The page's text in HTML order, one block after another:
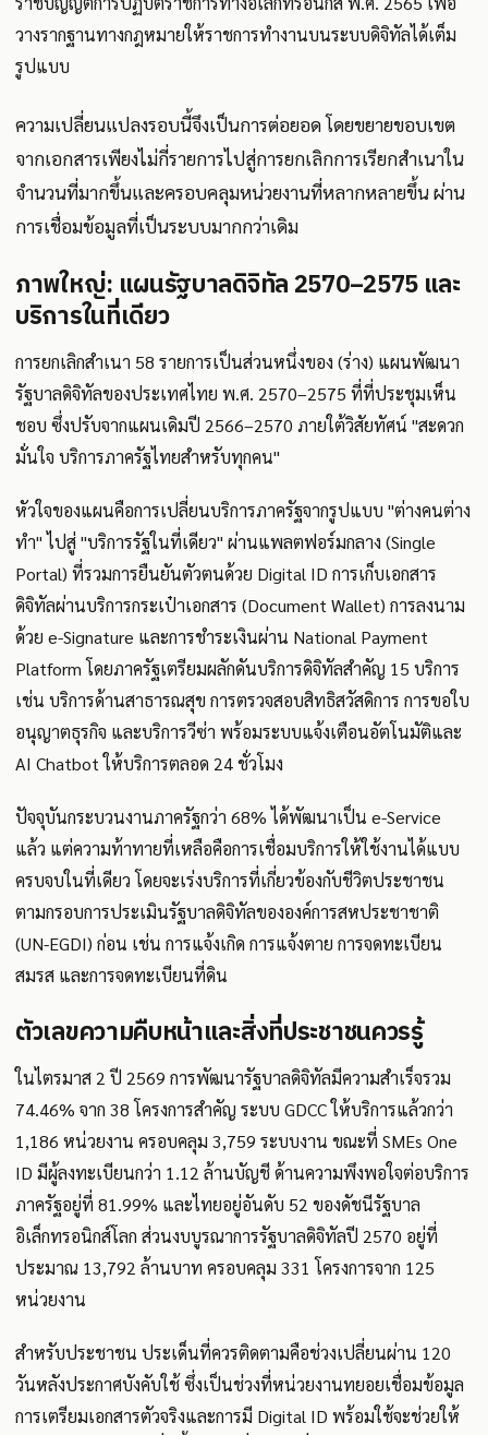
วางรากฐานทางกฎหมายให้ราชการทำงานบนระบบดิจิทัลได้เต็ม
รูปแบบ
ความเปลี่ยนแปลงรอบนี้จึงเป็นการต่อยอด โดยขยายขอบเขต
จากเอกสารเพียงไม่กี่รายการไปสู่การยกเลิกการเรียกสำเนาใน
จำนวนที่มากขึ้นและครอบคลุมหน่วยงานที่หลากหลายขึ้น ผ่าน
การเชื่อมข้อมูลที่เป็นระบบมากกว่าเดิม
ภาพใหญ่: แผนรัฐบาลดิจิทัล 2570–2575 และ
บริการในที่เดียว
การยกเลิกสำเนา 58 รายการเป็นส่วนหนึ่งของ (ร่าง) แผนพัฒนา
รัฐบาลดิจิทัลของประเทศไทย พ.ศ. 2570–2575 ที่ที่ประชุมเห็น
ชอบ ซึ่งปรับจากแผนเดิมปี 2566–2570 ภายใต้วิสัยทัศน์ "สะดวก
มั่นใจ บริการภาครัฐไทยสำหรับทุกคน"
หัวใจของแผนคือการเปลี่ยนบริการภาครัฐจากรูปแบบ "ต่างคนต่าง
ทำ" ไปสู่ "บริการรัฐในที่เดียว" ผ่านแพลตฟอร์มกลาง (Single
Portal) ที่รวมการยืนยันตัวตนด้วย Digital ID การเก็บเอกสาร
ดิจิทัลผ่านบริการกระเป๋าเอกสาร (Document Wallet) การลงนาม
ด้วย e-Signature และการชำระเงินผ่าน National Payment
Platform โดยภาครัฐเตรียมผลักดันบริการดิจิทัลสำคัญ 15 บริการ
เช่น บริการด้านสาธารณสุข การตรวจสอบสิทธิสวัสดิการ การขอใบ
อนุญาตธุรกิจ และบริการวีซ่า พร้อมระบบแจ้งเตือนอัตโนมัติและ
AI Chatbot ให้บริการตลอด 24 ชั่วโมง
ปัจจุบันกระบวนงานภาครัฐกว่า 68% ได้พัฒนาเป็น e-Service
แล้ว แต่ความท้าทายที่เหลือคือการเชื่อมบริการให้ใช้งานได้แบบ
ครบจบในที่เดียว โดยจะเร่งบริการที่เกี่ยวข้องกับชีวิตประชาชน
ตามกรอบการประเมินรัฐบาลดิจิทัลขององค์การสหประชาชาติ
(UN-EGDI) ก่อน เช่น การแจ้งเกิด การแจ้งตาย การจดทะเบียน
สมรส และการจดทะเบียนที่ดิน
ตัวเลขความคืบหน้าและสิ่งที่ประชาชนควรรู้
ในไตรมาส 2 ปี 2569 การพัฒนารัฐบาลดิจิทัลมีความสำเร็จรวม
74.46% จาก 38 โครงการสำคัญ ระบบ GDCC ให้บริการแล้วกว่า
1,186 หน่วยงาน ครอบคลุม 3,759 ระบบงาน ขณะที่ SMEs One
ID มีผู้ลงทะเบียนกว่า 1.12 ล้านบัญชี ด้านความพึงพอใจต่อบริการ
ภาครัฐอยู่ที่ 81.99% และไทยอยู่อันดับ 52 ของดัชนีรัฐบาล
อิเล็กทรอนิกส์โลก ส่วนงบบูรณาการรัฐบาลดิจิทัลปี 2570 อยู่ที่
ประมาณ 13,792 ล้านบาท ครอบคลุม 331 โครงการจาก 125
หน่วยงาน
สำหรับประชาชน ประเด็นที่ควรติดตามคือช่วงเปลี่ยนผ่าน 120
วันหลังประกาศบังคับใช้ ซึ่งเป็นช่วงที่หน่วยงานทยอยเชื่อมข้อมูล
การเตรียมเอกสารตัวจริงและการมี Digital ID พร้อมใช้จะช่วยให้